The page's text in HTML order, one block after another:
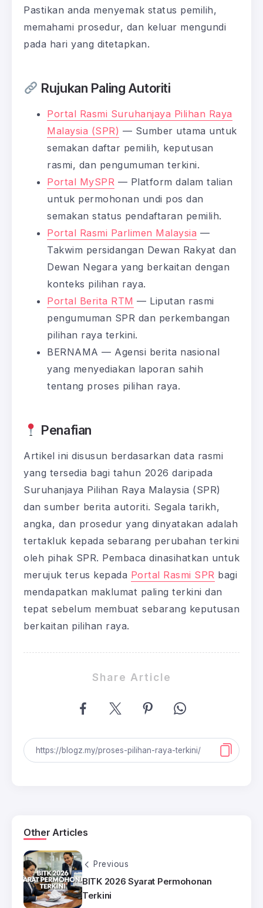
Pastikan anda menyemak status pemilih,
memahami prosedur, dan keluar mengundi
pada hari yang ditetapkan.
Rujukan Paling Autoriti
Portal Rasmi Suruhanjaya Pilihan Raya
Malaysia (SPR) — Sumber utama untuk
semakan daftar pemilih, keputusan
rasmi, dan pengumuman terkini.
Portal MySPR — Platform dalam talian
untuk permohonan undi pos dan
semakan status pendaftaran pemilih.
Portal Rasmi Parlimen Malaysia —
Takwim persidangan Dewan Rakyat dan
Dewan Negara yang berkaitan dengan
konteks pilihan raya.
Portal Berita RTM — Liputan rasmi
pengumuman SPR dan perkembangan
pilihan raya terkini.
BERNAMA — Agensi berita nasional
yang menyediakan laporan sahih
tentang proses pilihan raya.
Penafian
Artikel ini disusun berdasarkan data rasmi
yang tersedia bagi tahun 2026 daripada
Suruhanjaya Pilihan Raya Malaysia (SPR)
dan sumber berita autoriti. Segala tarikh,
angka, dan prosedur yang dinyatakan adalah
tertakluk kepada sebarang perubahan terkini
oleh pihak SPR. Pembaca dinasihatkan untuk
merujuk terus kepada Portal Rasmi SPR bagi
mendapatkan maklumat paling terkini dan
tepat sebelum membuat sebarang keputusan
berkaitan pilihan raya.
Share Article
Other Articles
Previous
BITK 2026 Syarat Permohonan
Terkini